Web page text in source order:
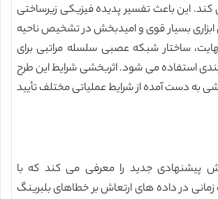
کند. این باعث تفسیر پدیده فیزیکی زیرساختی
بسیار قوی و امیدبخش در تشخیص ناحیه
ساختار شبکه عصبی سلسله مراتبی برای
استفاده می شود. اثربخشی شرایط این طرح
به دست آمده از شرایط عملیاتی مختلف تأیید
پیشنهادی جدید را معرفی می کند که با
زمانی در داده های ارتعاش بر خطاهای بلبرینگ